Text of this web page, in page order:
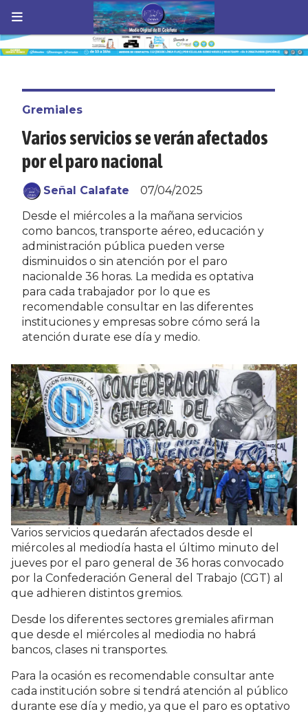
Varios servicios se verán afectados
por el paro nacional
Desde el miércoles a la mañana servicios
como bancos, transporte aéreo, educación y
administración pública pueden verse
disminuidos o sin atención por el paro
nacionalde 36 horas. La medida es optativa
para cada trabajador por lo que es
recomendable consultar en las diferentes
instituciones y empresas sobre cómo será la
atención durate ese día y medio.
Gremiales
07/04/2025
Señal Calafate
Varios servicios quedarán afectados desde el
miércoles al mediodía hasta el último minuto del
jueves por el paro general de 36 horas convocado
por la Confederación General del Trabajo (CGT) al
que adhieren distintos gremios.
Desde los diferentes sectores gremiales afirman
que desde el miércoles al mediodia no habrá
bancos, clases ni transportes.
Para la ocasión es recomendable consultar ante
cada institución sobre si tendrá atención al público
durante ese día y medio, ya que el paro es optativo